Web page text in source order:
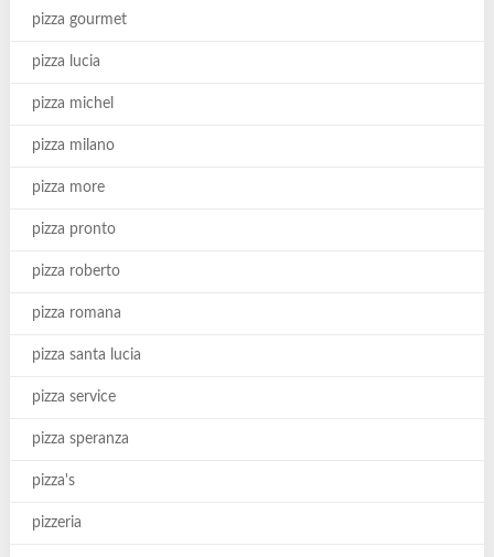
pizza gourmet
pizza lucia
pizza michel
pizza milano
pizza more
pizza pronto
pizza roberto
pizza romana
pizza santa lucia
pizza service
pizza speranza
pizza's
pizzeria